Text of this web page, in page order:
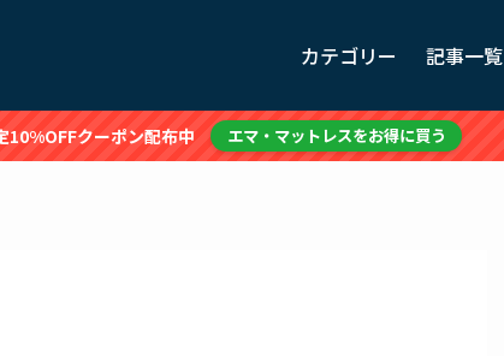
カテゴリー 記事一覧
クーポン配布中 エマ・マットレスをお得に買う